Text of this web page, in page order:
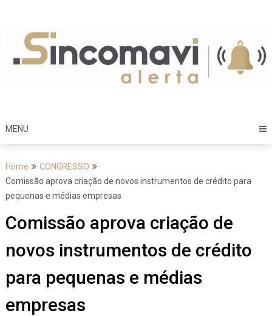
content
MENU
Home
CONGRESSO
Comissão aprova criação de novos instrumentos de crédito para
pequenas e médias empresas
Comissão aprova criação de
novos instrumentos de crédito
para pequenas e médias
empresas